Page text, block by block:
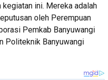
ini. Mereka adalah
oleh Perempuan
Pemkab Banyuwangi
Politeknik Banyuwangi